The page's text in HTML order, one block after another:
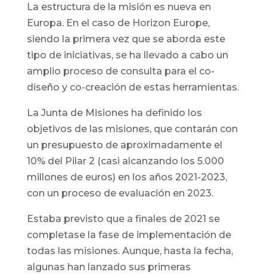
La estructura de la misión es nueva en
Europa. En el caso de Horizon Europe,
siendo la primera vez que se aborda este
tipo de iniciativas, se ha llevado a cabo un
amplio proceso de consulta para el co-
diseño y co-creación de estas herramientas.
La Junta de Misiones ha definido los
objetivos de las misiones, que contarán con
un presupuesto de aproximadamente el
10% del Pilar 2 (casi alcanzando los 5.000
millones de euros) en los años 2021-2023,
con un proceso de evaluación en 2023.
Estaba previsto que a finales de 2021 se
completase la fase de implementación de
todas las misiones. Aunque, hasta la fecha,
algunas han lanzado sus primeras